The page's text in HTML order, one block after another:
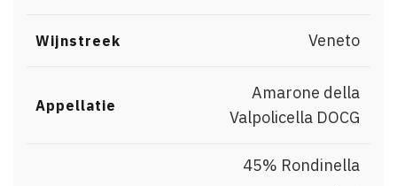
Wijnstreek Veneto
Appellatie
Amarone della
Valpolicella DOCG
45% Rondinella